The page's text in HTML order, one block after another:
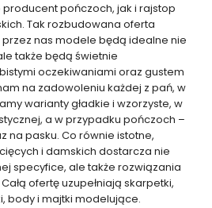
producent pończoch, jak i rajstop
Tak rozbudowana oferta
nas modele będą idealne nie
także będą świetnie
oczekiwaniami oraz gustem
na zadowoleniu każdej z pań, w
warianty gładkie i wzorzyste, w
a w przypadku pończoch –
na pasku. Co równie istotne,
i damskich dostarcza nie
specyfice, ale także rozwiązania
ofertę uzupełniają skarpetki,
body i majtki modelujące.